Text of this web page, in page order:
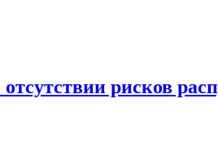
отсутствии рисков